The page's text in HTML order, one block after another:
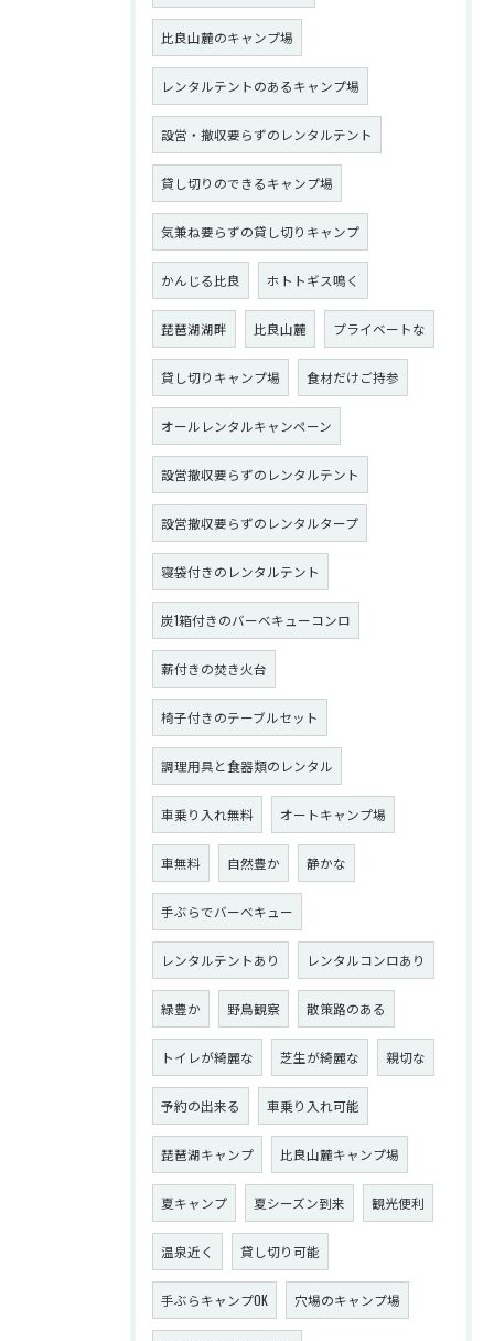
比良山麓のキャンプ場
レンタルテントのあるキャンプ場
設営・撤収要らずのレンタルテント
貸し切りのできるキャンプ場
気兼ね要らずの貸し切りキャンプ
かんじる比良 ホトトギス鳴く
琵琶湖湖畔 比良山麓 プライベートな
貸し切りキャンプ場 食材だけご持参
オールレンタルキャンペーン
設営撤収要らずのレンタルテント
設営撤収要らずのレンタルタープ
寝袋付きのレンタルテント
炭1箱付きのバーベキューコンロ
薪付きの焚き火台
椅子付きのテーブルセット
調理用具と食器類のレンタル
車乗り入れ無料 オートキャンプ場
車無料 自然豊か 静かな
手ぶらでバーベキュー
レンタルテントあり レンタルコンロあり
緑豊か 野鳥観察 散策路のある
トイレが綺麗な 芝生が綺麗な 親切な
予約の出来る 車乗り入れ可能
琵琶湖キャンプ 比良山麓キャンプ場
夏キャンプ 夏シーズン到来 観光便利
温泉近く 貸し切り可能
手ぶらキャンプOK 穴場のキャンプ場